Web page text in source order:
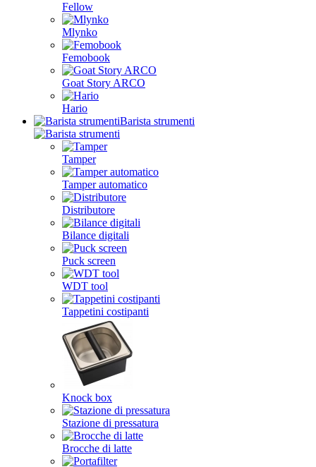
Fellow
Mlynko
Femobook
Goat Story ARCO
Hario
Barista strumenti
Tamper
Tamper automatico
Distributore
Bilance digitali
Puck screen
WDT tool
Tappetini costipanti
Knock box
Stazione di pressatura
Brocche di latte